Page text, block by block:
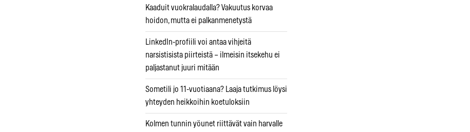
Kaaduit vuokralaudalla? Vakuutus korvaa
hoidon, mutta ei palkanmenetystä
LinkedIn-profiili voi antaa vihjeitä
narsistisista piirteistä – ilmeisin itsekehu ei
paljastanut juuri mitään
Sometili jo 11-vuotiaana? Laaja tutkimus löysi
yhteyden heikkoihin koetuloksiin
Kolmen tunnin yöunet riittävät vain harvalle